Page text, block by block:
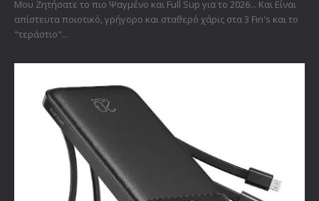
Μου Ζητήσατε το πιο Ψαγμένο και Full Sup για το 2026... Και Είναι
απίστευτα ποιοτικό, γρήγορο και σταθερό χάρις στα 3 Fin's και το
"τεράστιο"...